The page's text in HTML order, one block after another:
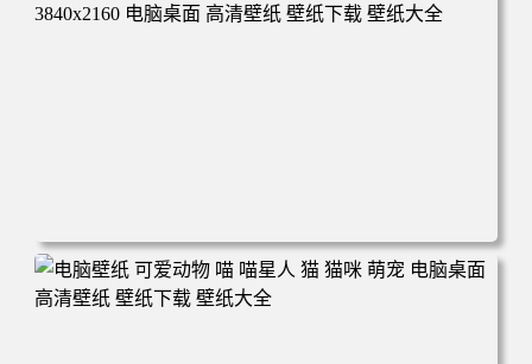
高清壁纸 壁纸下载 壁纸大全
电脑壁纸 动漫 冬季 公交车 朱迪狐尼克 4K 电脑壁纸 3840x2
160 电脑桌面 高清壁纸 壁纸下载 壁纸大全